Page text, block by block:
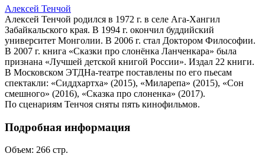
Алексей Тенчой
Алексей Тенчой родился в 1972 г. в селе Ага-Хангил
Забайкальского края. В 1994 г. окончил буддийский
университет Монголии. В 2006 г. стал Доктором Философии.
В 2007 г. книга «Сказки про слонёнка Ланченкара» была
признана «Лучшей детской книгой России». Издал 22 книги.
В Московском ЭТДНа-театре поставлены по его пьесам
спектакли: «Сиддхартха» (2015), «Миларепа» (2015), «Сон
смешного» (2016), «Сказка про слоненка» (2017).
По сценариям Тенчоя сняты пять кинофильмов.
Подробная информация
Объем: 266 стр.